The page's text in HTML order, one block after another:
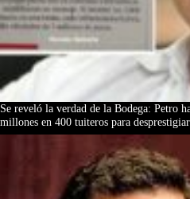
Se reveló la verdad de la Bodega: Petro
millones en 400 tuiteros para